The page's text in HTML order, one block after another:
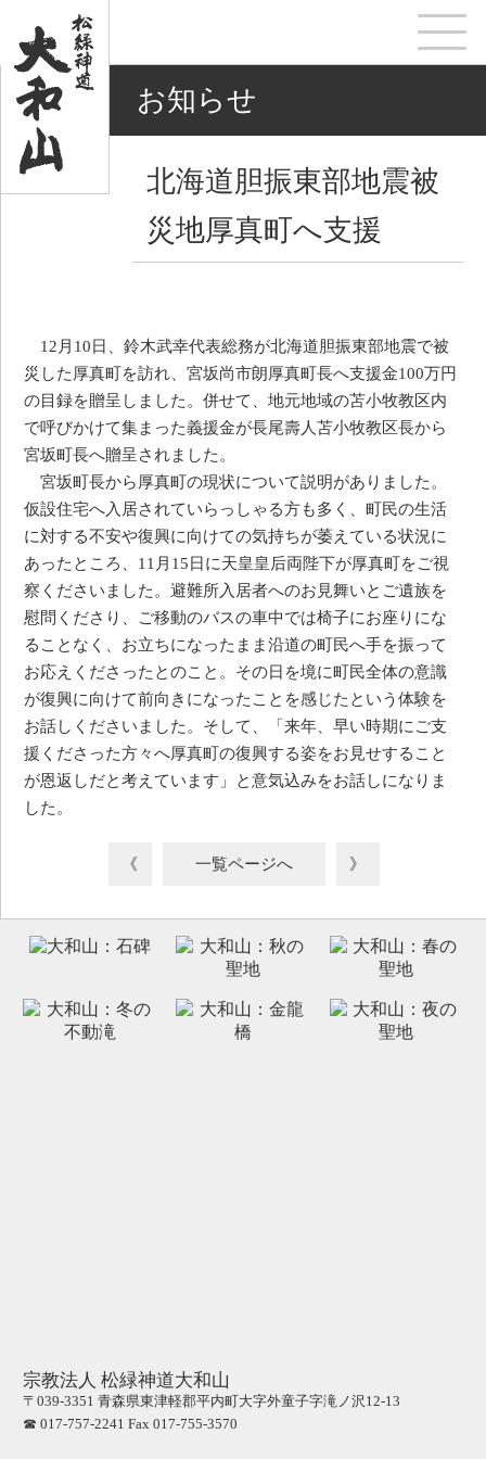
お知らせ
北海道胆振東部地震被
災地厚真町へ支援
12月10日、鈴木武幸代表総務が北海道胆振東部地震で被
災した厚真町を訪れ、宮坂尚市朗厚真町長へ支援金100万円
の目録を贈呈しました。併せて、地元地域の苫小牧教区内
で呼びかけて集まった義援金が長尾壽人苫小牧教区長から
宮坂町長へ贈呈されました。
宮坂町長から厚真町の現状について説明がありました。
仮設住宅へ入居されていらっしゃる方も多く、町民の生活
に対する不安や復興に向けての気持ちが萎えている状況に
あったところ、11月15日に天皇皇后両陛下が厚真町をご視
察くださいました。避難所入居者へのお見舞いとご遺族を
慰問くださり、ご移動のバスの車中では椅子にお座りにな
ることなく、お立ちになったまま沿道の町民へ手を振って
お応えくださったとのこと。その日を境に町民全体の意識
が復興に向けて前向きになったことを感じたという体験を
お話しくださいました。そして、「来年、早い時期にご支
援くださった方々へ厚真町の復興する姿をお見せすること
が恩返しだと考えています」と意気込みをお話しになりま
した。
《 一覧ページへ 》
宗教法人 松緑神道大和山
〒039-3351 青森県東津軽郡平内町大字外童子字滝ノ沢12-13
☎ 017-757-2241 Fax 017-755-3570